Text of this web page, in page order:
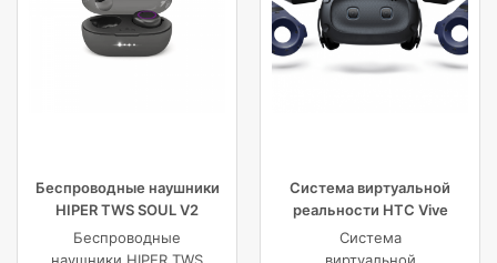
Беспроводные наушники
HIPER TWS SOUL V2
Bluetooth 5.0 гарнитура Li-
Pol 2x43mAh+380mAh,
Беспроводные
Система виртуальной
реальности HTC Vive
Cosmos Elite
Система